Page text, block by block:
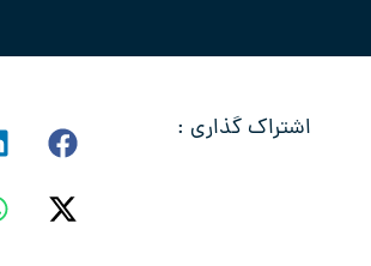
اشتراک گذاری :